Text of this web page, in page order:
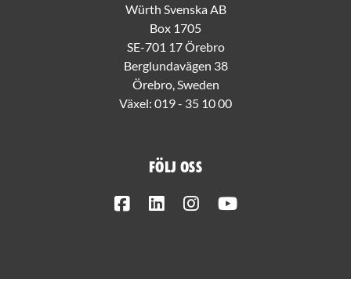
Würth Svenska AB
Box 1705
SE-701 17 Örebro
Berglundavägen 38
Örebro, Sweden
Växel: 019 - 35 10 00
Följ oss
FacebookLinkedInInstagram